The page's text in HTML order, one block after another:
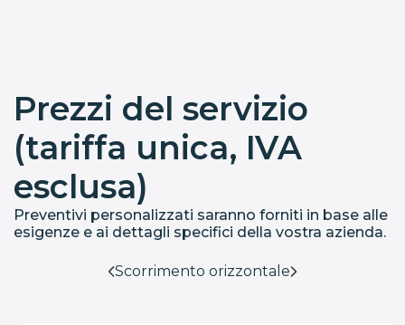
Prezzi del servizio
(tariffa unica, IVA
esclusa)
Preventivi personalizzati saranno forniti in base alle
esigenze e ai dettagli specifici della vostra azienda.
Scorrimento orizzontale